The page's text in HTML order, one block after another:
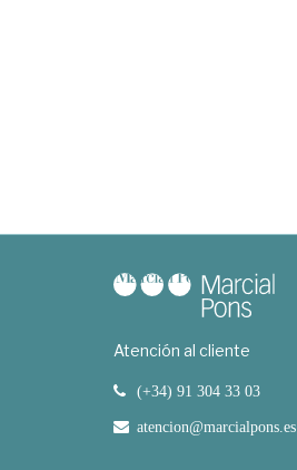
Atención al cliente
(+34) 91 304 33 03
atencion@marcialpons.es